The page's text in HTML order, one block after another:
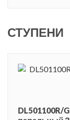
СТУПЕНИ
DL501100R/